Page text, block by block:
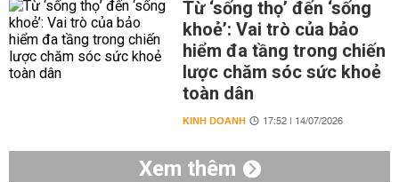
Từ ‘sống thọ’ đến ‘sống
khoẻ’: Vai trò của bảo
hiểm đa tầng trong chiến
lược chăm sóc sức khoẻ
toàn dân
KINH DOANH 17:52 | 14/07/2026
Xem thêm